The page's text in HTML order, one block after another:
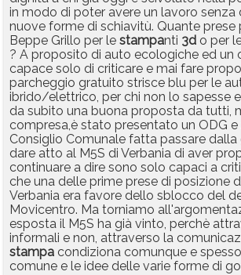
in modo di poter avere un lavoro
nuove forme di schiavitù. Quante prese
Beppe Grillo per le stampanti 3d o per
? A proposito di auto ecologiche ed un
capace solo di criticare e mai fare
parcheggio gratuito strisce blu per le
ibrido/elettrico, per chi non lo sapesse
da subito una buona proposta da tutti,
compresa,è stato presentato un ODG
Consiglio Comunale fatta passare dalla
dare atto al M5S di Verbania di aver
continuare a dire sono solo capaci a
che una delle prime prese di posizione
Verbania era favore dello sblocco del
Movicentro. Ma torniamo
esposta il M5S ha già vinto, perchè
informali e non, attraverso la
stampa condiziona comunque e
comune e le idee delle varie forme di